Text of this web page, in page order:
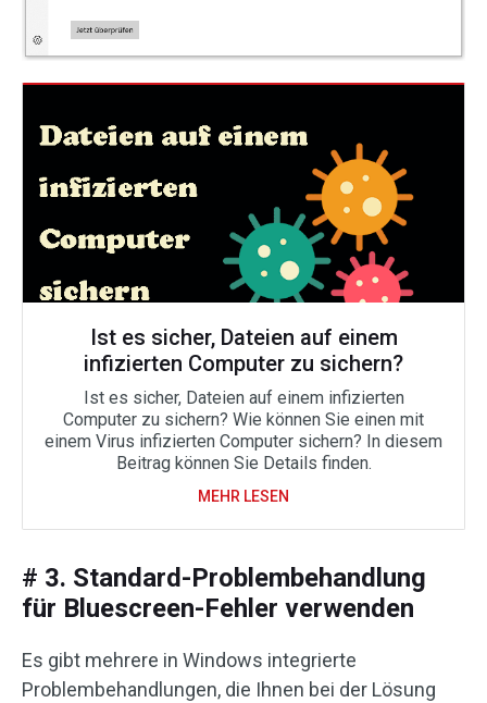
Ist es sicher, Dateien auf einem
infizierten Computer zu sichern?
Ist es sicher, Dateien auf einem infizierten
Computer zu sichern? Wie können Sie einen mit
einem Virus infizierten Computer sichern? In diesem
Beitrag können Sie Details finden.
MEHR LESEN
# 3. Standard-Problembehandlung
für Bluescreen-Fehler verwenden
Es gibt mehrere in Windows integrierte
Problembehandlungen, die Ihnen bei der Lösung